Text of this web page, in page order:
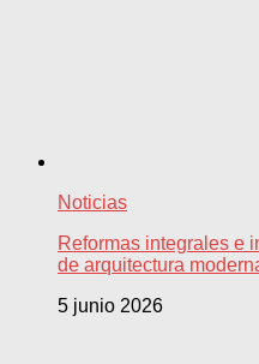
Noticias
Reformas integrales e
de arquitectura
5 junio 2026